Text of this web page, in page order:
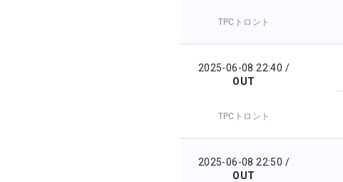
TPCトロント
2025-06-08 22:40 /
OUT
TPCトロント
2025-06-08 22:50 /
OUT